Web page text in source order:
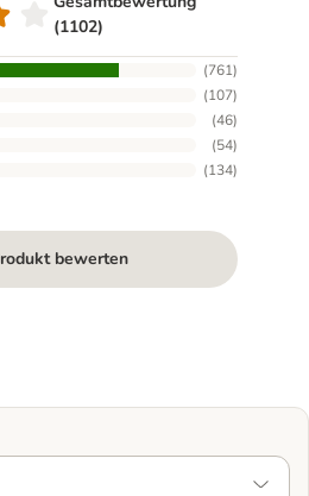
(1102)
(761)
(107)
(46)
(54)
(134)
bewerten